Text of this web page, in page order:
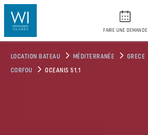
FAIRE UNE DEMANDE
LOCATION BATEAU MÉDITERRANÉE GRECE
CORFOU OCEANIS 51.1